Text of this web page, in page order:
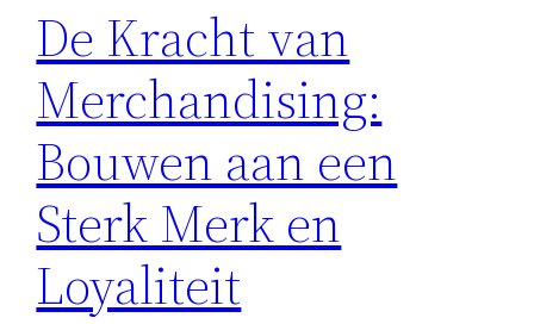
De Kracht van
Merchandising:
Bouwen aan een
Sterk Merk en
Loyaliteit